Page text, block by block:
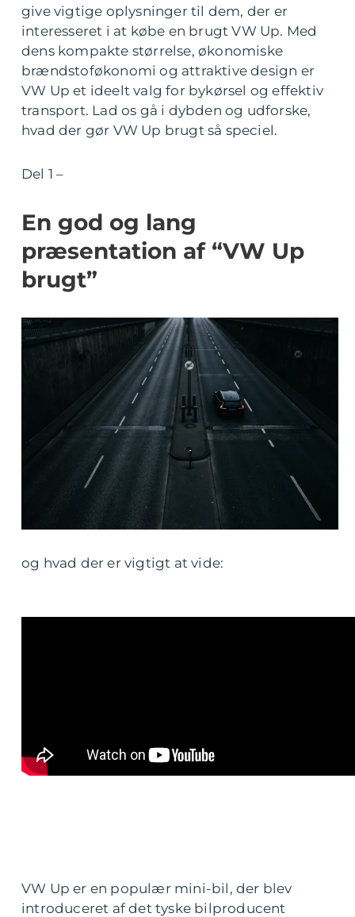
give vigtige oplysninger til dem, der er
interesseret i at købe en brugt VW Up. Med
dens kompakte størrelse, økonomiske
brændstoføkonomi og attraktive design er
VW Up et ideelt valg for bykørsel og effektiv
transport. Lad os gå i dybden og udforske,
hvad der gør VW Up brugt så speciel.
Del 1 –
En god og lang
præsentation af “VW Up
brugt”
og hvad der er vigtigt at vide:
VW Up er en populær mini-bil, der blev
introduceret af det tyske bilproducent